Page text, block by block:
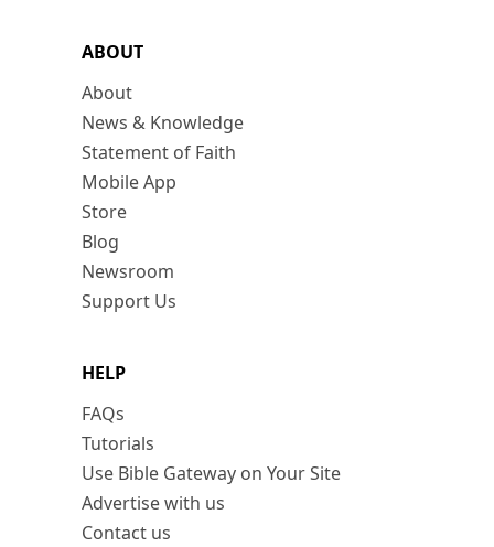
ABOUT
About
News & Knowledge
Statement of Faith
Mobile App
Store
Blog
Newsroom
Support Us
HELP
FAQs
Tutorials
Use Bible Gateway on Your Site
Advertise with us
Contact us